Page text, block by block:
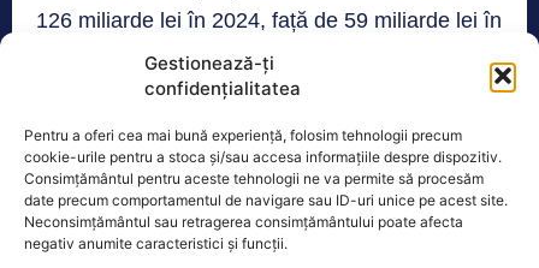
Gestionează-ți
confidențialitatea
Pentru a oferi cea mai bună experiență, folosim tehnologii precum
cookie-urile pentru a stoca și/sau accesa informațiile despre dispozitiv.
Consimțământul pentru aceste tehnologii ne va permite să procesăm
date precum comportamentul de navigare sau ID-uri unice pe acest site.
Neconsimțământul sau retragerea consimțământului poate afecta
negativ anumite caracteristici și funcții.
126 miliarde lei în 2024, față de 59 miliarde lei în
anul 2021 la preluarea guvernării.
locuitor raportat la puterea de cumpărare-
standard (în 2022 indicatorul este 77%, conform
Eurostat).